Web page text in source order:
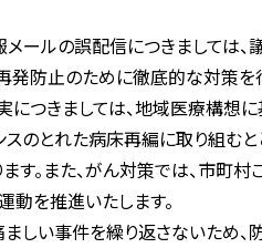
ールの誤配信につきましては
発防止のために徹底的な対策を
つきましては、地域医療構想
スのとれた病床再編に取り組む
す。また、がん対策では、市町
動を推進いたします。
しい事件を繰り返さないため